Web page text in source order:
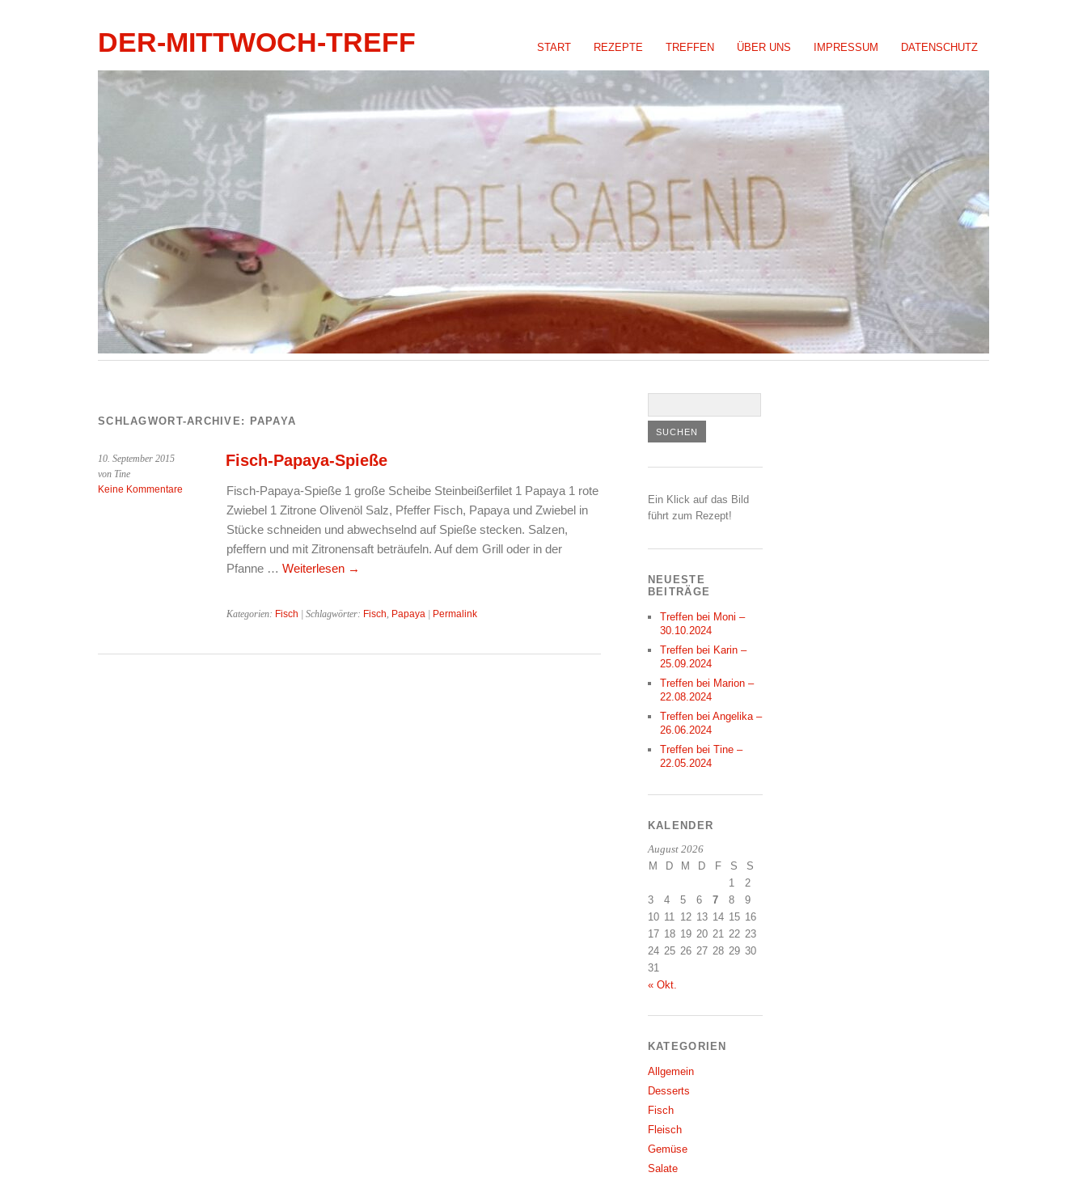
START REZEPTE TREFFEN ÜBER UNS IMPRESSUM DATENSCHUTZ
DER-MITTWOCH-TREFF
SCHLAGWORT-ARCHIVE: PAPAYA
10. September 2015
von Tine
Keine Kommentare
Fisch-Papaya-Spieße
Fisch-Papaya-Spieße 1 große Scheibe Steinbeißerfilet 1 Papaya 1 rote
Zwiebel 1 Zitrone Olivenöl Salz, Pfeffer Fisch, Papaya und Zwiebel in
Stücke schneiden und abwechselnd auf Spieße stecken. Salzen,
pfeffern und mit Zitronensaft beträufeln. Auf dem Grill oder in der
Pfanne … Weiterlesen →
Kategorien: Fisch | Schlagwörter: Fisch, Papaya| Permalink
Ein Klick auf das Bild
führt zum Rezept!
NEUESTE
BEITRÄGE
Treffen bei Moni –
30.10.2024
Treffen bei Karin –
25.09.2024
Treffen bei Marion –
22.08.2024
Treffen bei Angelika –
26.06.2024
Treffen bei Tine –
22.05.2024
KALENDER
August 2026
M D M D F S
S
1
2
3
4 5 6 7 8
9
10 11 12 13 14 15 16
17 18 19 20 21 22 23
24 25 26 27 28 29 30
31
« Okt.
KATEGORIEN
Allgemein
Desserts
Fisch
Fleisch
Gemüse
Salate